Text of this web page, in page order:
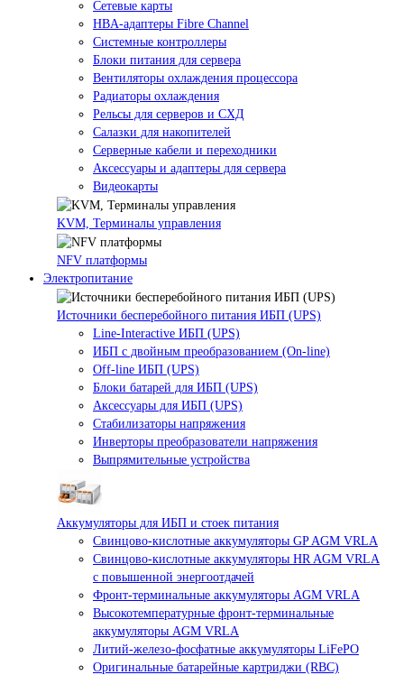
Сетевые карты
HBA-адаптеры Fibre Channel
Системные контроллеры
Блоки питания для сервера
Вентиляторы охлаждения процессора
Радиаторы охлаждения
Рельсы для серверов и СХД
Салазки для накопителей
Серверные кабели и переходники
Аксессуары и адаптеры для сервера
Видеокарты
KVM, Терминалы управления
NFV платформы
Электропитание
Источники бесперебойного питания ИБП (UPS)
Line-Interactive ИБП (UPS)
ИБП с двойным преобразованием (On-line)
Off-line ИБП (UPS)
Блоки батарей для ИБП (UPS)
Аксессуары для ИБП (UPS)
Стабилизаторы напряжения
Инверторы преобразователи напряжения
Выпрямительные устройства
Аккумуляторы для ИБП и стоек питания
Свинцово-кислотные аккумуляторы GP AGM VRLA
Свинцово-кислотные аккумуляторы HR AGM VRLA
с повышенной энергоотдачей
Фронт-терминальные аккумуляторы AGM VRLA
Высокотемпературные фронт-терминальные
аккумуляторы AGM VRLA
Литий-железо-фосфатные аккумуляторы LiFePO
Оригинальные батарейные картриджи (RBC)